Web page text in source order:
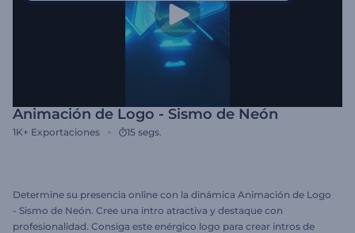
Animación de Logo - Sismo de Neón
1K+ Exportaciones 15 segs.
Determine su presencia online con la dinámica Animación de Logo
- Sismo de Neón. Cree una intro atractiva y destaque con
profesionalidad. Consiga este enérgico logo para crear intros de